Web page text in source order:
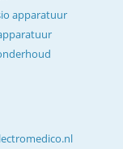
apparatuur